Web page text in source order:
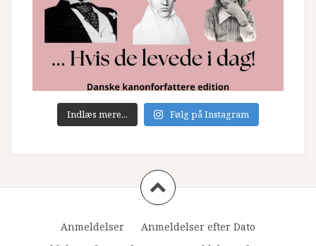
Indlæs mere... Følg på Instagram
Anmeldelser
Anmeldelser efter Dato